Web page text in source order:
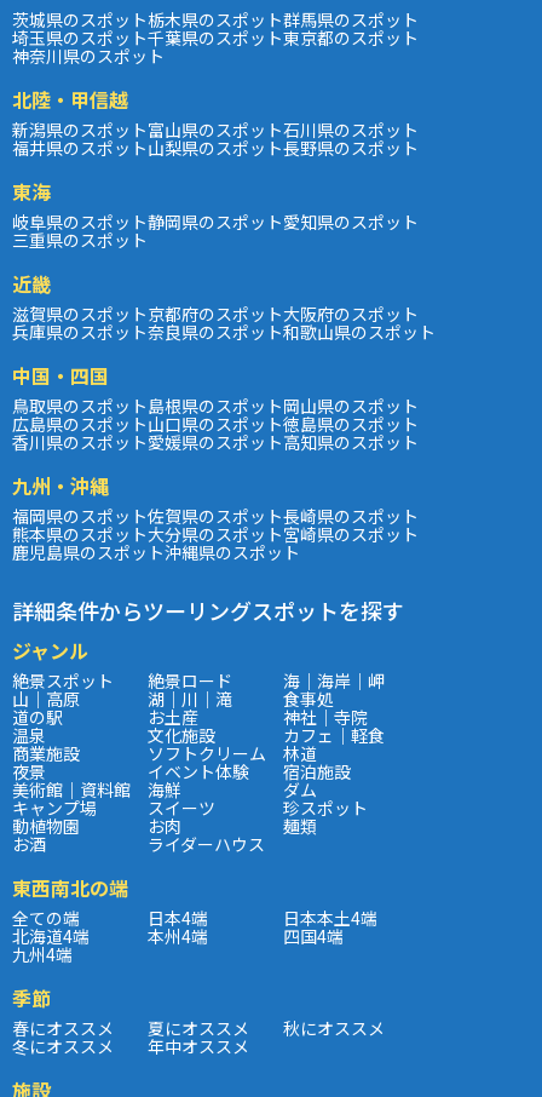
茨城県のスポット栃木県のスポット群馬県のスポット
埼玉県のスポット千葉県のスポット東京都のスポット
神奈川県のスポット
北陸・甲信越
新潟県のスポット富山県のスポット石川県のスポット
福井県のスポット山梨県のスポット長野県のスポット
東海
岐阜県のスポット静岡県のスポット愛知県のスポット
三重県のスポット
近畿
滋賀県のスポット京都府のスポット大阪府のスポット
兵庫県のスポット奈良県のスポット和歌山県のスポット
中国・四国
鳥取県のスポット島根県のスポット岡山県のスポット
広島県のスポット山口県のスポット徳島県のスポット
香川県のスポット愛媛県のスポット高知県のスポット
九州・沖縄
福岡県のスポット佐賀県のスポット長崎県のスポット
熊本県のスポット大分県のスポット宮崎県のスポット
鹿児島県のスポット沖縄県のスポット
詳細条件からツーリングスポットを探す
ジャンル
絶景スポット 絶景ロード 海｜海岸｜岬
山｜高原 湖｜川｜滝 食事処
道の駅 お土産 神社｜寺院
温泉 文化施設 カフェ｜軽食
商業施設 ソフトクリーム 林道
夜景 イベント体験 宿泊施設
美術館｜資料館 海鮮 ダム
キャンプ場 スイーツ 珍スポット
動植物園 お肉 麺類
お酒 ライダーハウス
東西南北の端
全ての端 日本4端 日本本土4端
北海道4端 本州4端 四国4端
九州4端
季節
春にオススメ 夏にオススメ 秋にオススメ
冬にオススメ 年中オススメ
施設